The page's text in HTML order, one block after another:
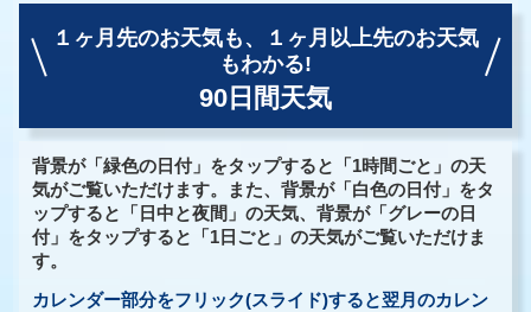
１ヶ月先のお天気も、
１ヶ月以上先のお天気
もわかる!
90日間天気
背景が「緑色の日付」をタップすると「1時間ごと」の天
気がご覧いただけます。また、背景が「白色の日付」をタ
ップすると「日中と夜間」の天気、背景が「グレーの日
付」をタップすると「1日ごと」の天気がご覧いただけま
す。
カレンダー部分をフリック(スライド)すると翌月のカレン